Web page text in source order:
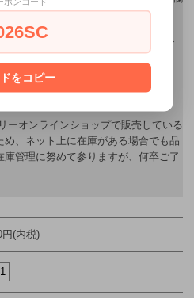
スがあります。『 太 陽 』シリーズ
ーオンラインショップで販売している
、ネット上に在庫がある場合でも品
管理に努めて参りますが、何卒ご了
円(内税)
をコピー